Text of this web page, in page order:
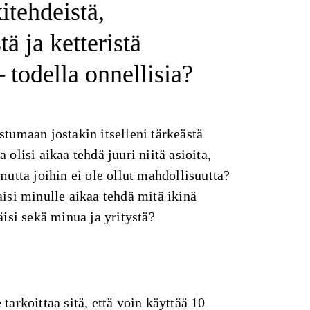
ja ketteristä
todella onnellisia?
jostakin itselleni tärkeästä
olisi aikaa tehdä juuri niitä asioita,
joihin ei ole ollut mahdollisuutta?
minulle aikaa tehdä mitä ikinä
sekä minua ja yritystä?
tarkoittaa sitä, että voin käyttää 10